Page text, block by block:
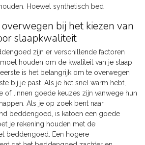
Hoewel synthetisch bed
bij het kiezen van
slaapkwaliteit
zijn er verschillende factoren
houden om de kwaliteit van je slaap
is het belangrijk om te overwegen
bij je past. Als je het snel warm hebt,
of linnen goede keuzes zijn vanwege hun
Als je op zoek bent naar
beddengoed, is katoen een goede
je rekening houden met de
beddengoed. Een hogere